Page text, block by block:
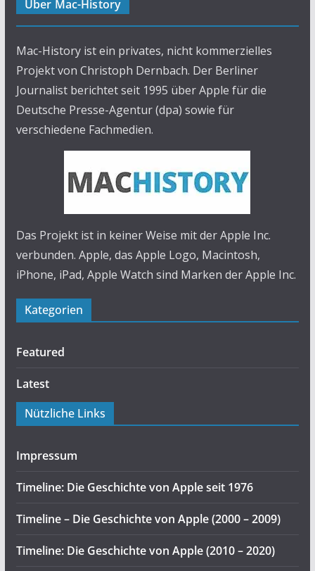
Über Mac-History
Mac-History ist ein privates, nicht kommerzielles
Projekt von Christoph Dernbach. Der Berliner
Journalist berichtet seit 1995 über Apple für die
Deutsche Presse-Agentur (dpa) sowie für
verschiedene Fachmedien.
Das Projekt ist in keiner Weise mit der Apple Inc.
verbunden. Apple, das Apple Logo, Macintosh,
iPhone, iPad, Apple Watch sind Marken der Apple Inc.
Kategorien
Featured
Latest
Nützliche Links
Impressum
Timeline: Die Geschichte von Apple seit 1976
Timeline – Die Geschichte von Apple (2000 – 2009)
Timeline: Die Geschichte von Apple (2010 – 2020)